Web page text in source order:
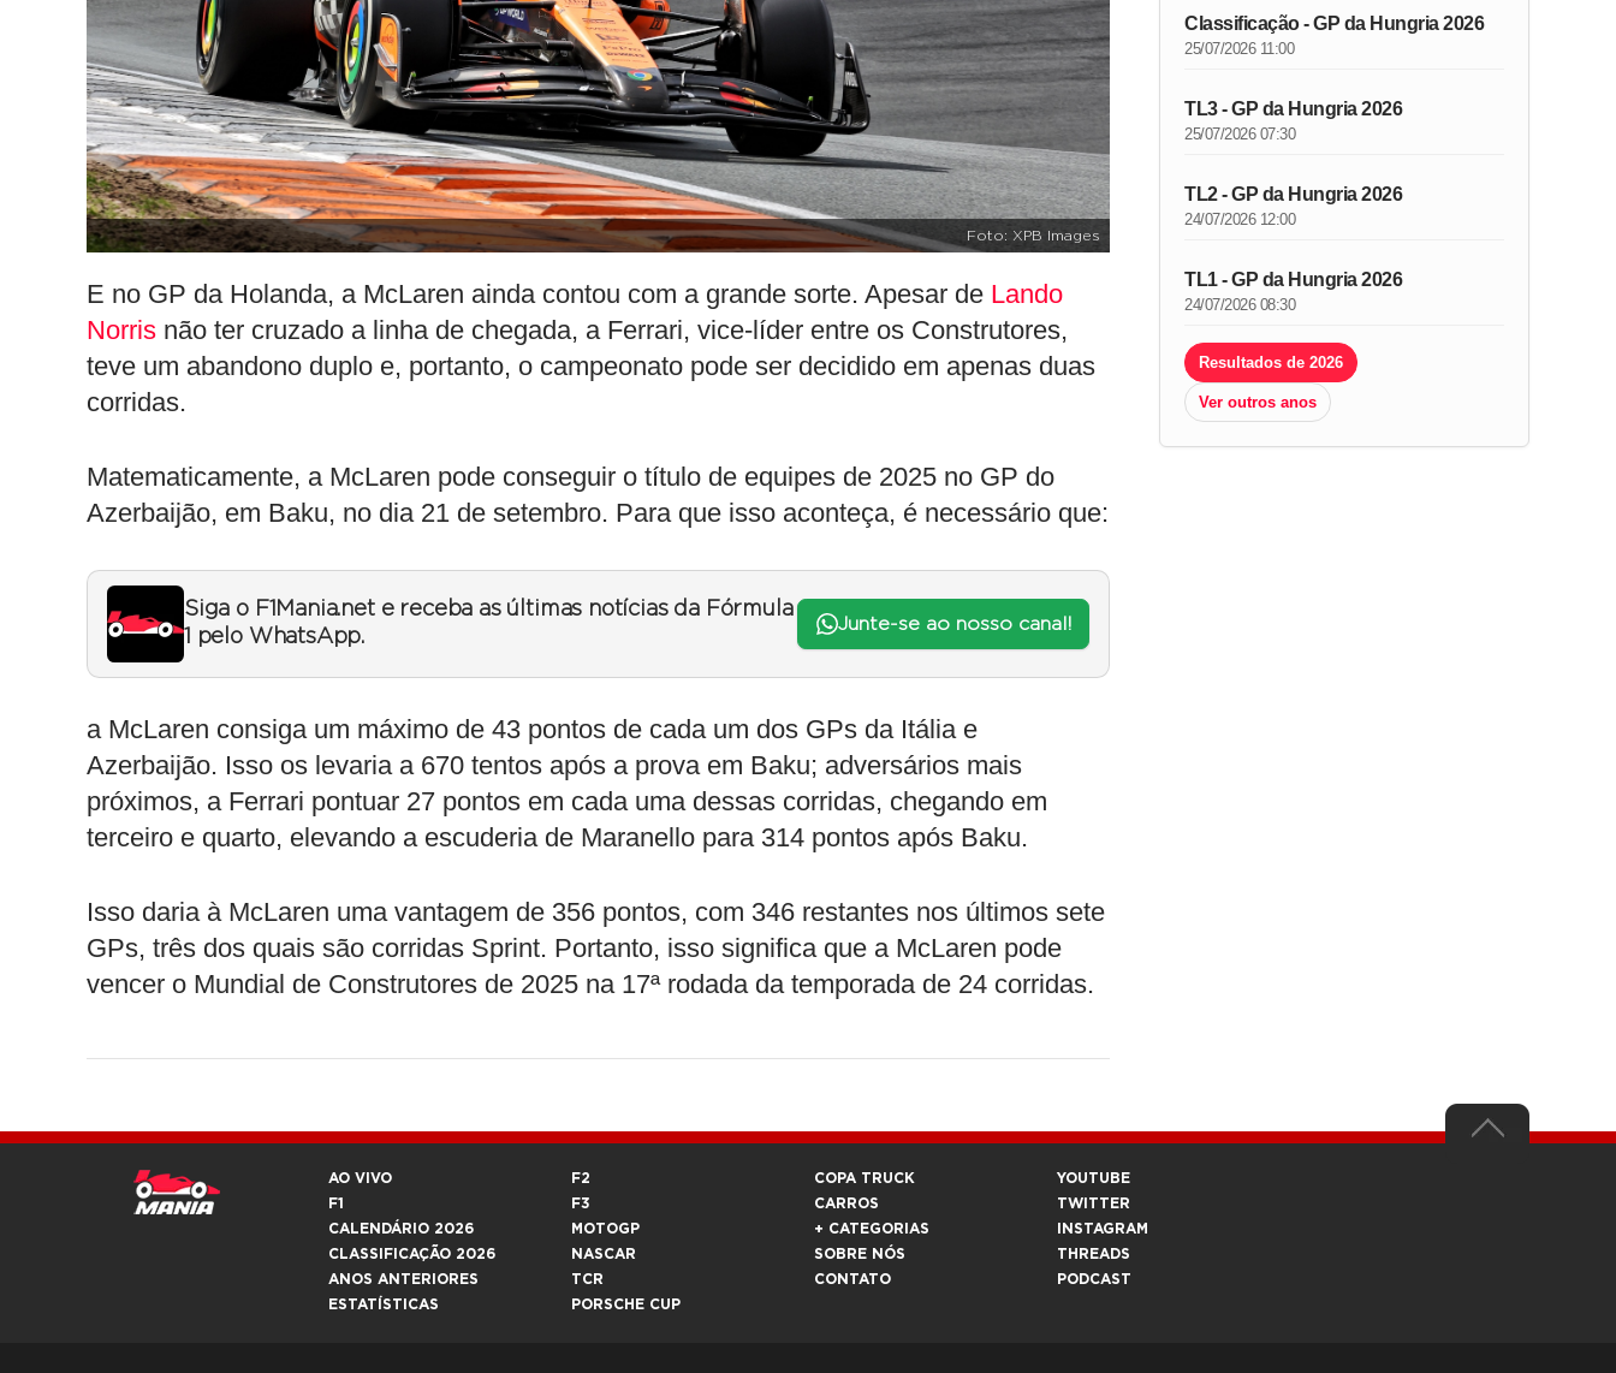
Foto: XPB Images
E no GP da Holanda, a McLaren ainda contou com a grande sorte. Apesar de Lando
Norris não ter cruzado a linha de chegada, a Ferrari, vice-líder entre os Construtores,
teve um abandono duplo e, portanto, o campeonato pode ser decidido em apenas duas
corridas.
Matematicamente, a McLaren pode conseguir o título de equipes de 2025 no GP do
Azerbaijão, em Baku, no dia 21 de setembro. Para que isso aconteça, é necessário que:
Siga o F1Mania.net e receba as últimas notícias da Fórmula
1 pelo WhatsApp.
Junte-se ao nosso canal!
a McLaren consiga um máximo de 43 pontos de cada um dos GPs da Itália e
Azerbaijão. Isso os levaria a 670 tentos após a prova em Baku; adversários mais
próximos, a Ferrari pontuar 27 pontos em cada uma dessas corridas, chegando em
terceiro e quarto, elevando a escuderia de Maranello para 314 pontos após Baku.
Isso daria à McLaren uma vantagem de 356 pontos, com 346 restantes nos últimos sete
GPs, três dos quais são corridas Sprint. Portanto, isso significa que a McLaren pode
vencer o Mundial de Construtores de 2025 na 17ª rodada da temporada de 24 corridas.
Classificação - GP da Hungria 2026
25/07/2026 11:00
TL3 - GP da Hungria 2026
25/07/2026 07:30
TL2 - GP da Hungria 2026
24/07/2026 12:00
TL1 - GP da Hungria 2026
24/07/2026 08:30
Resultados de 2026
Ver outros anos
AO VIVO
F1
CALENDÁRIO 2026
CLASSIFICAÇÃO 2026
ANOS ANTERIORES
ESTATÍSTICAS
F2
F3
MOTOGP
NASCAR
TCR
PORSCHE CUP
COPA TRUCK
CARROS
+ CATEGORIAS
SOBRE NÓS
CONTATO
YOUTUBE
TWITTER
INSTAGRAM
THREADS
PODCAST